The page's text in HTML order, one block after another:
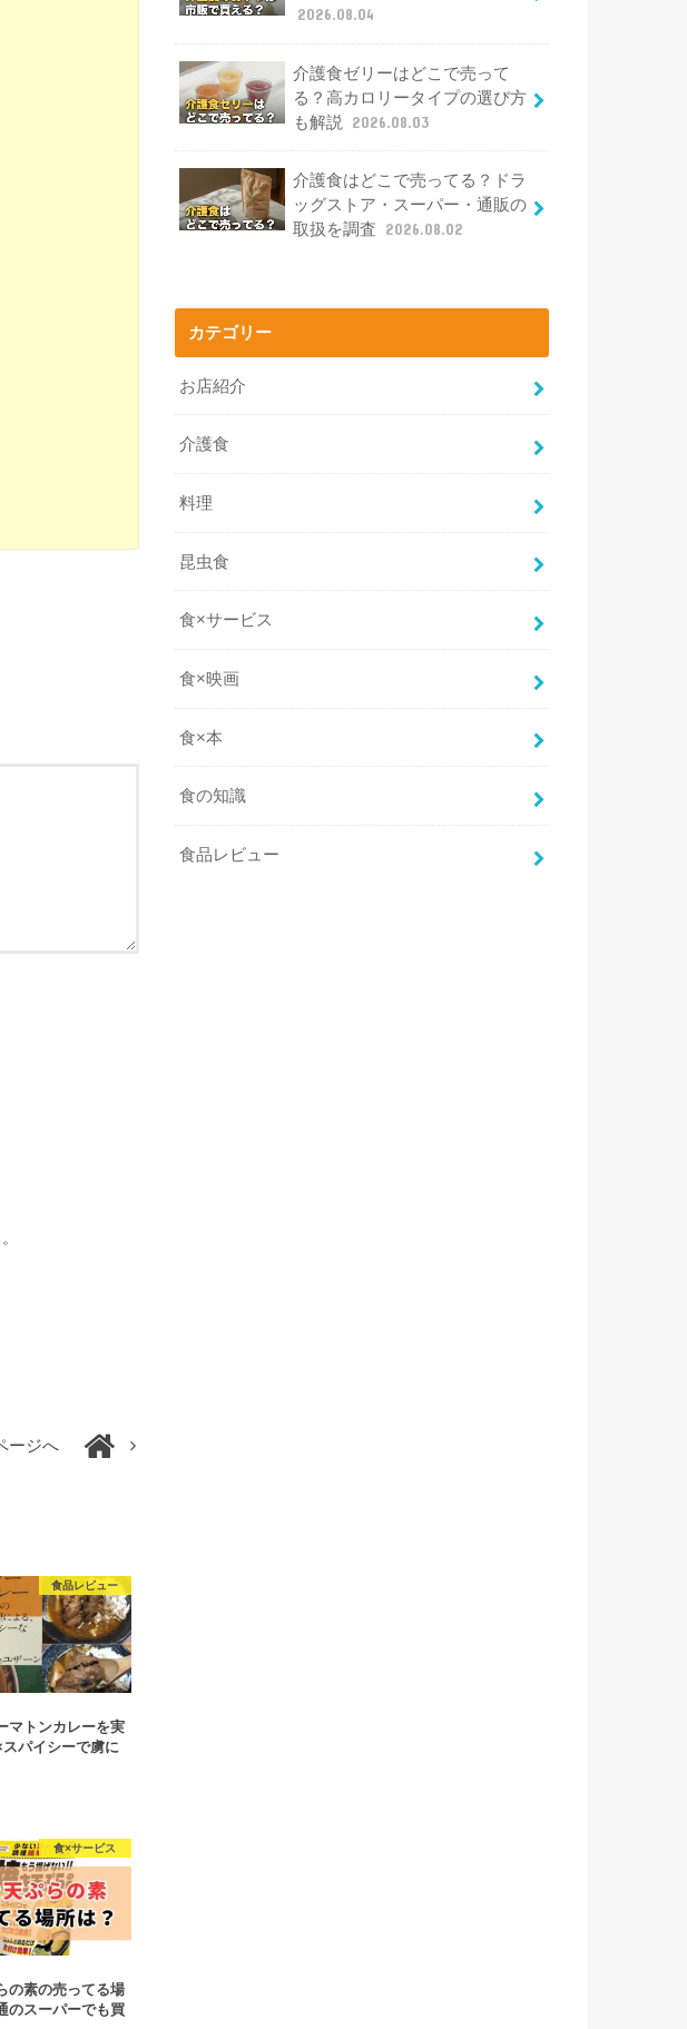
ージへ
食品レビュー
マトンカレーを実
パイシーで虜に
食×サービス
の素の売ってる場
のスーパーでも買
2026.08.04
介護食ゼリーはどこで売って
る？高カロリータイプの選び方
も解説
2026.08.03
介護食はどこで売ってる？ドラ
ッグストア・スーパー・通販の
取扱を調査
2026.08.02
カテゴリー
お店紹介
介護食
料理
昆虫食
食×サービス
食×映画
食×本
食の知識
食品レビュー